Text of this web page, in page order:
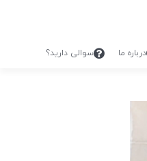
سوالی دارید؟ درباره ما